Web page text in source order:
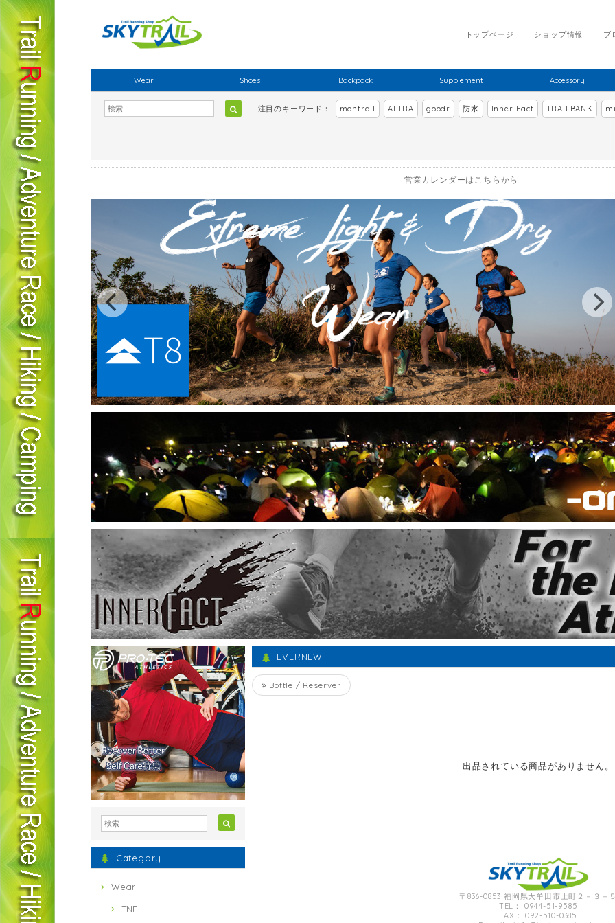
ブ
ショップ情報
トップページ
Wear Shoes Backpack Supplement Accessory
注目のキーワード： montrail ALTRA goodr 防水 Inner-Fact TRAILBANK
営業カレンダーはこちらから
Category
Wear
TNF
EVERNEW
Bottle / Reserver
出品されている商品がありません。
〒836-0853 福岡県大牟田市上町２－３－
TEL： 0944-51-9585
FAX： 092-510-0385